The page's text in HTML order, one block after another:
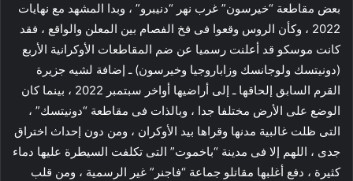
بعض مقاطعة “خيرسون” غرب نهر “دنيبرو” ، وبدا المشهد مع نهايات
2022 ، وكأن الروس وقعوا فى فخ الفصام بين المعلن والواقع ، فقد
كانت موسكو قد أعلنت رسميا عن ضم المقاطعات الأوكرانية الأربع
(دونيتسك ولوجانسك وزاباروجيا وخيرسون) ـ إضافة لشيه جزيرة
القرم السابق إلحاقها ـ إلى أراضيها أواخر سبتمبر 2022 ، بينما كان
الوضع على الأرض مختلفا جدا ، وبالذات فى مقاطعة “دونيتسك” ،
التى ظلت غالبية مدنها وقراها بيد الأوكران ، ومن دون إحداث اختراق
جدى ، اللهم إلا فى مدينة “باخموت” التى تكلفت السيطرة عليها دماء
كثيرة ، دفع أغلبها مقاتلو جماعة “فاجنر” غير الرسمية ، ومن قلب